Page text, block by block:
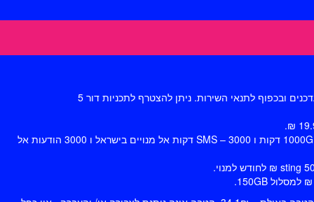
מחיר SIM ללקוח חדש : 9.90 ₪ . בתוכנית 500GB דקות ו SMS – 2500 דקות אל מנויים בישראל ו 2500 הודעות אל מנויים סלולריים בארץ, בתוכנית 1000GB דקות ו SMS – 3000 דקות אל מנויים בישראל ו 3000 הודעות אל